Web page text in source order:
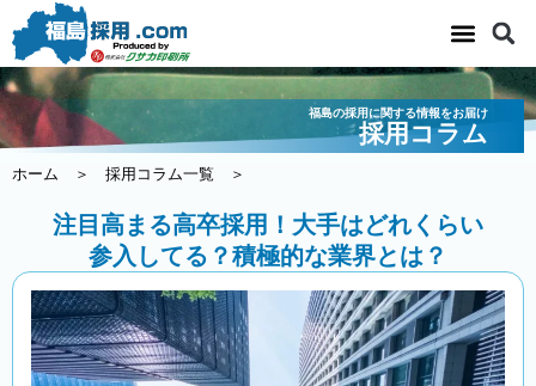
容
を
ス
キ
プ
福島の採用に関する情報をお届け
採用コラム
ホーム ＞ 採用コラム一覧 ＞
注目高まる高卒採用！大手はどれくらい
参入してる？積極的な業界とは？